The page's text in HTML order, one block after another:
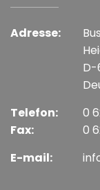
Adresse:
D-
Telefon:
Fax:
0
0
E-mail: